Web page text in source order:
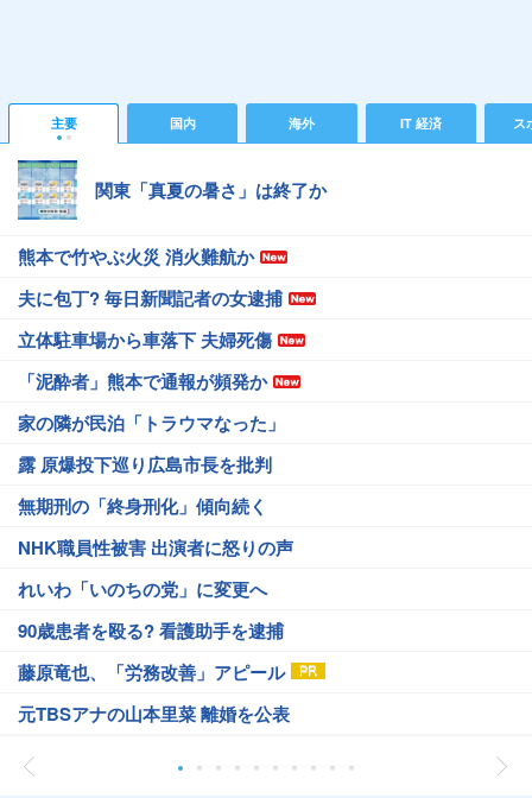
主要 国内 海外 IT 経済 ス
関東「真夏の暑さ」は終了か
熊本で竹やぶ火災 消火難航か
夫に包丁? 毎日新聞記者の女逮捕
立体駐車場から車落下 夫婦死傷
「泥酔者」熊本で通報が頻発か
家の隣が民泊「トラウマなった」
露 原爆投下巡り広島市長を批判
無期刑の「終身刑化」傾向続く
NHK職員性被害 出演者に怒りの声
れいわ「いのちの党」に変更へ
90歳患者を殴る? 看護助手を逮捕
藤原竜也、「労務改善」アピール
元TBSアナの山本里菜 離婚を公表